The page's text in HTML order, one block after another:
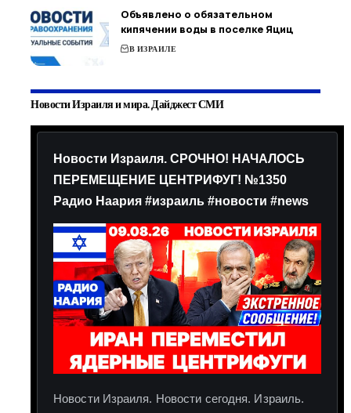
Объявлено о обязательном
кипячении воды в поселке Яциц
В ИЗРАИЛЕ
Новости Израиля и мира. Дайджест СМИ